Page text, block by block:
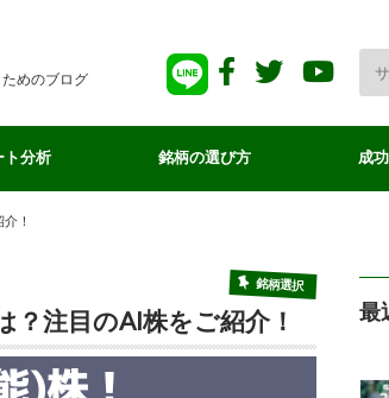
めのブログ
ト分析 銘柄の選び方 成
！
銘柄選択
注目のAI株をご紹介！ 最